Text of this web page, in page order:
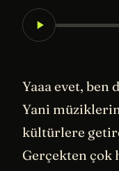
Yaaa evet, ben
Yani
kültürlere
Gerçekten çok